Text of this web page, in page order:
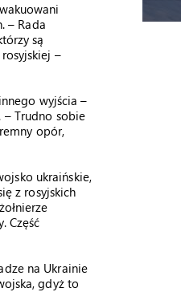
– Rada
są
–
wyjścia –
– Trudno sobie
opór,
ukraińskie,
z rosyjskich
Część
na Ukrainie
gdyż to